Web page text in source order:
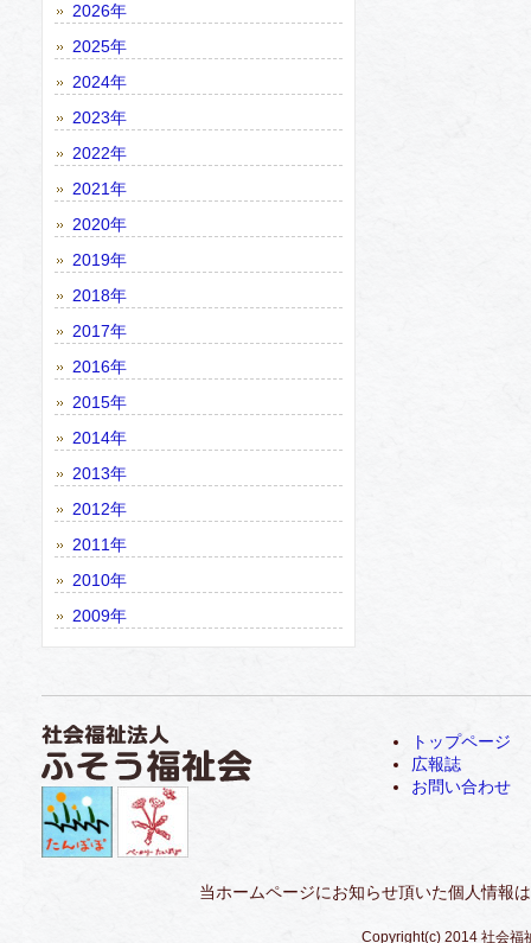
2026年
2025年
2024年
2023年
2022年
2021年
2020年
2019年
2018年
2017年
2016年
2015年
2014年
2013年
2012年
2011年
2010年
2009年
トップページ
広報誌
お問い合わせ
当ホームページにお知らせ頂いた個人情報
Copyright(c) 2014 社会